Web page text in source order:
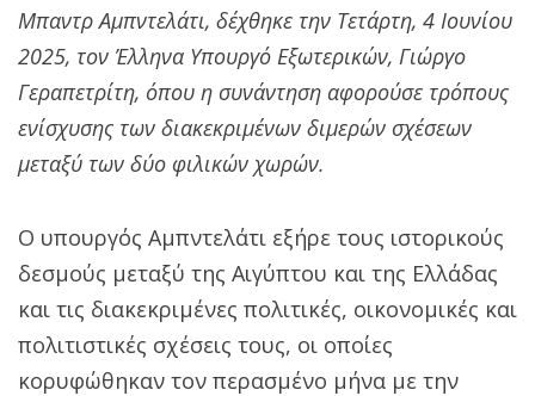
Μπαντρ Αμπντελάτι, δέχθηκε την Τετάρτη, 4 Ιουνίου
2025, τον Έλληνα Υπουργό Εξωτερικών, Γιώργο
Γεραπετρίτη, όπου η συνάντηση αφορούσε τρόπους
ενίσχυσης των διακεκριμένων διμερών σχέσεων
μεταξύ των δύο φιλικών χωρών.
Ο υπουργός Αμπντελάτι εξήρε τους ιστορικούς
δεσμούς μεταξύ της Αιγύπτου και της Ελλάδας
και τις διακεκριμένες πολιτικές, οικονομικές και
πολιτιστικές σχέσεις τους, οι οποίες
κορυφώθηκαν τον περασμένο μήνα με την